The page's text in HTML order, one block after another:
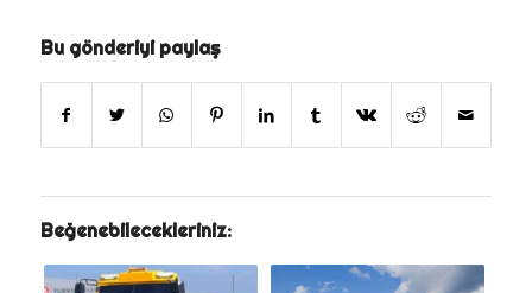
Bu gönderiyi paylaş
Beğenebilecekleriniz: